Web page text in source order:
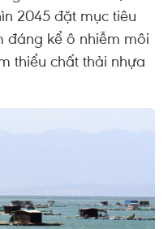
2045 đặt mục tiêu
đáng kể ô nhiễm môi
thiểu chất thải nhựa